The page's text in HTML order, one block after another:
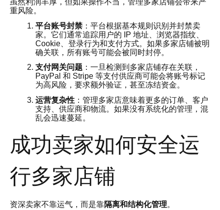
重风险。
平台账号封禁：平台根据基本规则识别并封禁卖
家。它们通常追踪用户的 IP 地址、浏览器指纹、
Cookie、登录行为和支付方式。如果多家店铺被明
确关联，所有账号可能会被同时封停。
支付网关问题 ：一旦检测到多家店铺存在关联，
PayPal 和 Stripe 等支付供应商可能会将账号标记
为高风险，要求额外验证，甚至冻结资金。
运营复杂性 ：管理多家店意味着更多的订单、客户
支持、供应商和物流。如果没有系统化的管理，混
乱会迅速蔓延。
成功卖家如何安全运
行多家店铺
资深卖家不靠运气，而是靠隔离和结构化管理。